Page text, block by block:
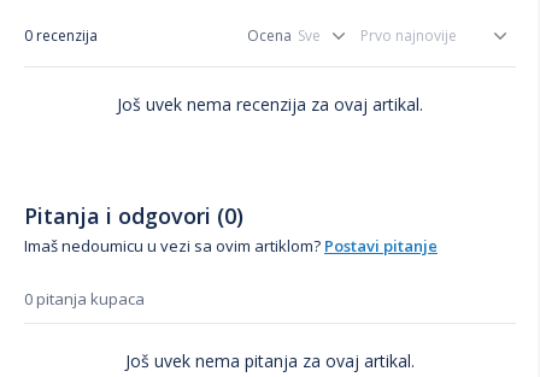
0 recenzija Ocena
Još uvek nema recenzija za ovaj artikal.
Pitanja i odgovori (0)
Imaš nedoumicu u vezi sa ovim artiklom? Postavi pitanje
0 pitanja kupaca
Još uvek nema pitanja za ovaj artikal.